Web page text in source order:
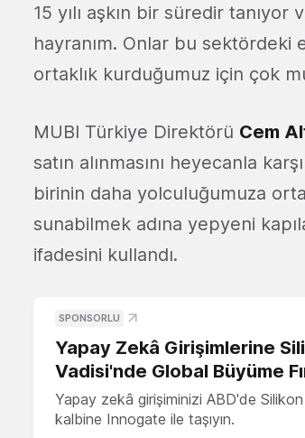
15 yılı aşkın bir süredir tanıyor
hayranım. Onlar bu
ortaklık kurduğumuz için çok
MUBI Türkiye Direktörü Cem
satın alınmasını heyecanla
birinin daha yolculuğumuza
sunabilmek adına yepyeni
ifadesini kullandı.
SPONSORLU
Yapay Zekâ Girişimlerine
Vadisi'nde Global Büyüme
Yapay zekâ girişiminizi ABD'de
kalbine Innogate ile taşıyın.